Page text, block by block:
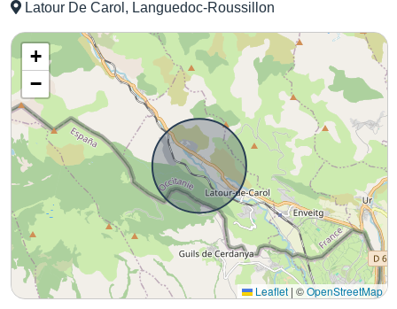
Latour De Carol, Languedoc-Roussillon
+
−
Leaflet | ©OpenStreetMap